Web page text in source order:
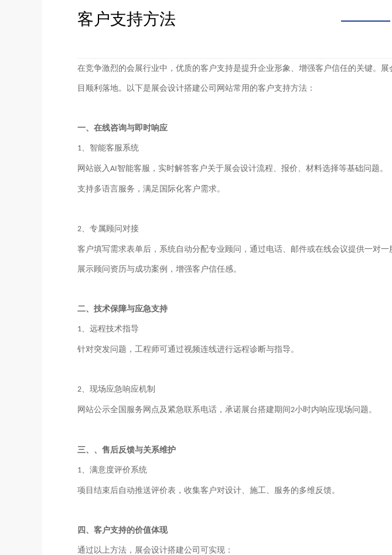
客户支持方法
在竞争激烈的会展行业中，优质的客户支持是提升企业形象、增强客户信任的关键。
目顺利落地。以下是展会设计搭建公司网站常用的客户支持方法：
一、在线咨询与即时响应
1、智能客服系统
网站嵌入AI智能客服，实时解答客户关于展会设计流程、报价、材料选择等基础问题。
支持多语言服务，满足国际化客户需求。
2、专属顾问对接
客户填写需求表单后，系统自动分配专业顾问，通过电话、邮件或在线会议提供一对一
展示顾问资历与成功案例，增强客户信任感。
二、技术保障与应急支持
1、远程技术指导
针对突发问题，工程师可通过视频连线进行远程诊断与指导。
2、现场应急响应机制
网站公示全国服务网点及紧急联系电话，承诺展台搭建期间2小时内响应现场问题。
三、 、售后反馈与关系维护
1、满意度评价系统
项目结束后自动推送评价表，收集客户对设计、施工、服务的多维反馈。
四 、客户支持的价值体现
通过以上方法，展会设计搭建公司可实现：